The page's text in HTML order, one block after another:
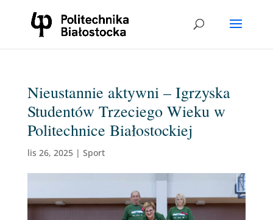
Nieustannie aktywni – Igrzyska
Studentów Trzeciego Wieku w
Politechnice Białostockiej
lis 26, 2025| Sport